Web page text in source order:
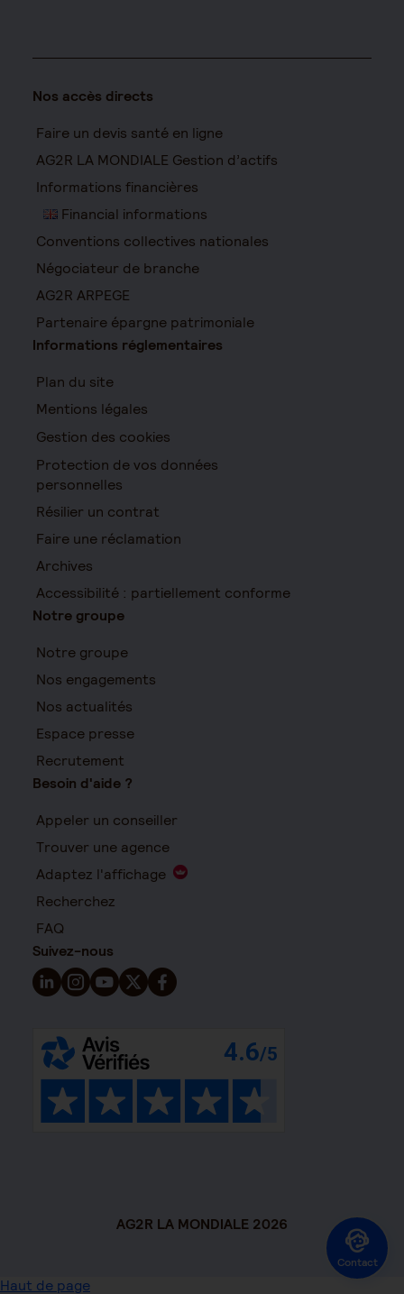
Contact
Nos accès directs
Faire un devis santé en ligne
AG2R LA MONDIALE Gestion d’actifs
Informations financières
Financial informations
Conventions collectives nationales
Négociateur de branche
AG2R ARPEGE
Partenaire épargne patrimoniale
Informations réglementaires
Plan du site
Mentions légales
Gestion des cookies
Protection de vos données
personnelles
Résilier un contrat
Faire une réclamation
Archives
Accessibilité : partiellement conforme
Notre groupe
Notre groupe
Nos engagements
Nos actualités
Espace presse
Recrutement
Besoin d'aide ?
Appeler un conseiller
Trouver une agence
Adaptez l'affichage
Recherchez
FAQ
Suivez-nous
Suivez-nous sur LinkedIn - Nouvelle fenêtre
Suivez-nous sur Instagram - Nouvelle fenêtre
Suivez-nous sur YouTube - Nouvelle fenêtre
Suivez-nous sur X - Nouvelle fenêtre
Suivez-nous sur Facebook - Nouvelle
AG2R LA MONDIALE 2026
Haut de page